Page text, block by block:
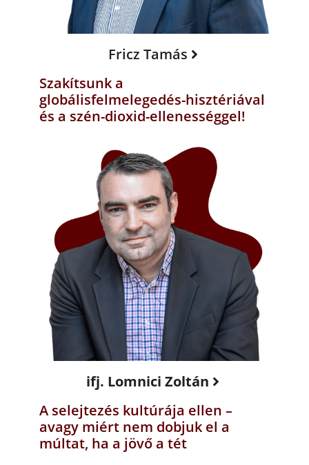
Fricz Tamás
Szakítsunk a
globálisfelmelegedés-hisztériával
és a szén-dioxid-ellenességgel!
ifj. Lomnici Zoltán
A selejtezés kultúrája ellen –
avagy miért nem dobjuk el a
múltat, ha a jövő a tét